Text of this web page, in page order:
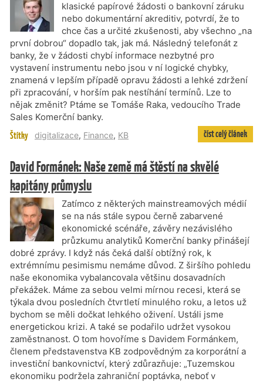
klasické papírové žádosti o bankovní záruku
nebo dokumentární akreditiv, potvrdí, že to
chce čas a určité zkušenosti, aby všechno „na
první dobrou“ dopadlo tak, jak má. Následný telefonát z
banky, že v žádosti chybí informace nezbytné pro
vystavení instrumentu nebo jsou v ní logické chybky,
znamená v lepším případě opravu žádosti a lehké zdržení
při zpracování, v horším pak nestíhání termínů. Lze to
nějak změnit? Ptáme se Tomáše Raka, vedoucího Trade
Sales Komerční banky.
Štítky digitalizace, Finance, KB číst celý článek
David Formánek: Naše země má štěstí na skvělé
kapitány průmyslu
Zatímco z některých mainstreamových médií
se na nás stále sypou černě zabarvené
ekonomické scénáře, závěry nezávislého
průzkumu analytiků Komerční banky přinášejí
dobré zprávy. I když nás čeká další obtížný rok, k
extrémnímu pesimismu nemáme důvod. Z širšího pohledu
naše ekonomika vybalancovala většinu dosavadních
překážek. Máme za sebou velmi mírnou recesi, která se
týkala dvou posledních čtvrtletí minulého roku, a letos už
bychom se měli dočkat lehkého oživení. Ustáli jsme
energetickou krizi. A také se podařilo udržet vysokou
zaměstnanost. O tom hovoříme s Davidem Formánkem,
členem představenstva KB zodpovědným za korporátní a
investiční bankovnictví, který zdůrazňuje: „Tuzemskou
ekonomiku podržela zahraniční poptávka, neboť v